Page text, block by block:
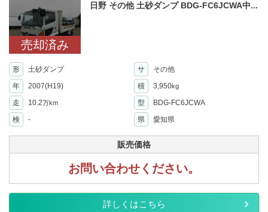
売却済み
日野 その他 土砂ダンプ BDG-FC6JCWA中...
形 土砂ダンプ サ
その他
年
2007(H19) 積 3,950kg
走 10.2万km 型
BDG-FC6JCWA
検
- 県 愛知県
販売価格
お問い合わせください。
詳しくはこちら